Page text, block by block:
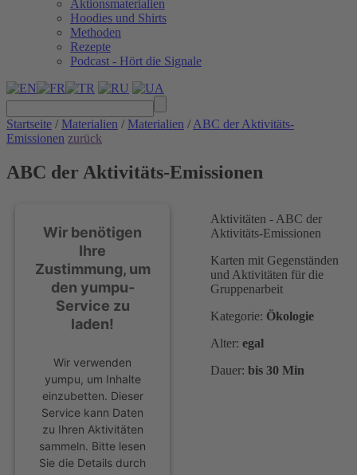
Aktionsmaterialien
Hoodies und Shirts
Methoden
Rezepte
Podcast - Hört die Signale
Startseite / Materialien / Materialien / ABC der Aktivitäts-
Emissionen zurück
ABC der Aktivitäts-Emissionen
Wir benötigen
Ihre
Zustimmung, um
den yumpu-
Service zu
laden!
Wir verwenden
yumpu, um Inhalte
einzubetten. Dieser
Service kann Daten
zu Ihren Aktivitäten
sammeln. Bitte lesen
Sie die Details durch
Aktivitäten - ABC der
Aktivitäts-Emissionen
Karten mit Gegenständen
und Aktivitäten für die
Gruppenarbeit
Kategorie: Ökologie
Alter: egal
Dauer: bis 30 Min